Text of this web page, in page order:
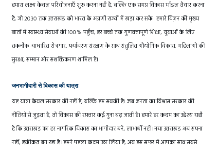
हमारा लक्ष्य केवल परियोजनाएँ शुरू करना नहीं है, बल्कि एक समग्र विकास मॉडल तैयार करना
है, जो 2030 तक उत्तराखंड को भारत के अग्रणी राज्यों में खड़ा कर सके। हमारे विज़न की मुख्य
बातों में स्वास्थ्य सेवाओं की 100% पहुँच, हर बच्चे तक गुणवत्तापूर्ण शिक्षा, युवाओं के लिए
तकनीक-आधारित रोजगार, पर्यावरण संरक्षण के साथ संतुलित औद्योगिक विकास, महिलाओं की
सुरक्षा, सम्मान और सशक्तिकरण शामिल है।
जनभागीदारी से विकास की यात्रा
यह यात्रा केवल सरकार की नहीं है, बल्कि हम सबकी है। जब जनता का विश्वास सरकार की
नीतियों से जुड़ता है, तो विकास की रफ़्तार कई गुना बढ़ जाती है। हमारे हर कदम का उद्देश्य यही
है कि उत्तराखंड का हर नागरिक विकास का भागीदार बने, लाभार्थी नहीं। नया उत्तराखंड अब सपना
नहीं, हकीकत बन रहा है। हमने पहला कदम उठा लिया है, अब इस सफर में आपका साथ सबसे